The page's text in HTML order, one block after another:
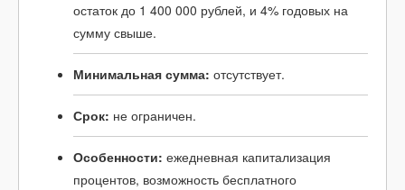
остаток до 1 400 000 рублей, и 4% годовых на
сумму свыше.
Минимальная сумма: отсутствует.
Срок: не ограничен.
Особенности: ежедневная капитализация
процентов, возможность бесплатного